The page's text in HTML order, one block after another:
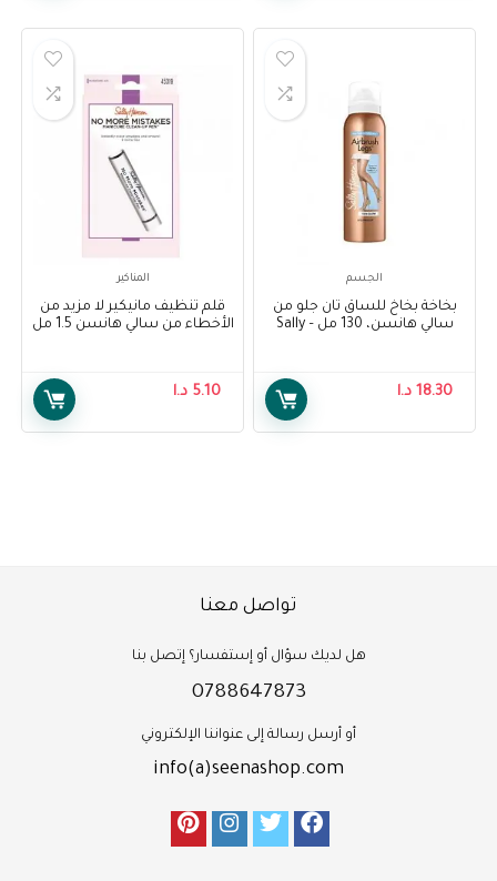
الجسم
بخاخة بخاخ للساق تان جلو من
سالي هانسن، 130 مل – Sally
18.30 د.ا
المناكير
قلم تنظيف مانيكير لا مزيد من
الأخطاء من سالي هانسن 1.5 مل
5.10 د.ا
تواصل معنا
هل لديك سؤال أو إستفسار؟ إتصل بنا
0788647873
أو أرسل رسالة إلى عنواننا الإلكتروني
info(a)seenashop.com